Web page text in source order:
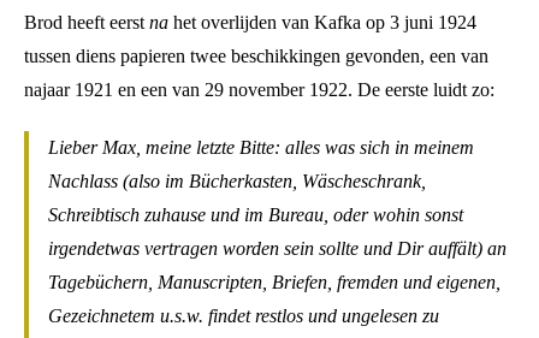
Brod heeft eerst na het overlijden van Kafka op 3 juni 1924
tussen diens papieren twee beschikkingen gevonden, een van
najaar 1921 en een van 29 november 1922. De eerste luidt zo:
Lieber Max, meine letzte Bitte: alles was sich in meinem
Nachlass (also im Bücherkasten, Wäscheschrank,
Schreibtisch zuhause und im Bureau, oder wohin sonst
irgendetwas vertragen worden sein sollte und Dir auffält) an
Tagebüchern, Manuscripten, Briefen, fremden und eigenen,
Gezeichnetem u.s.w. findet restlos und ungelesen zu